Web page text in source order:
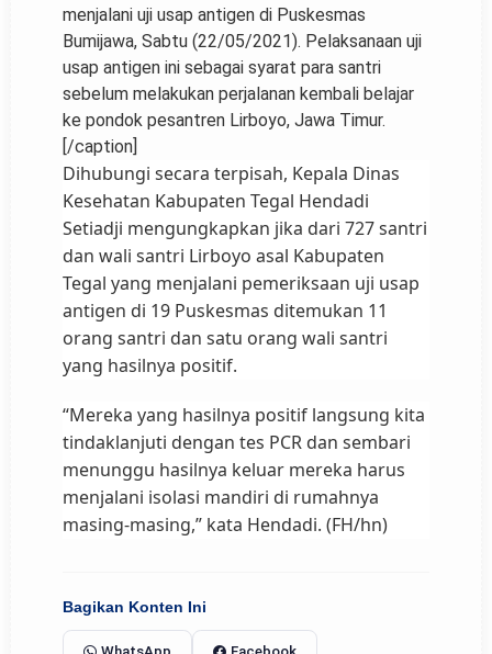
menjalani uji usap antigen di Puskesmas
Bumijawa, Sabtu (22/05/2021). Pelaksanaan uji
usap antigen ini sebagai syarat para santri
sebelum melakukan perjalanan kembali belajar
ke pondok pesantren Lirboyo, Jawa Timur.
[/caption]
Dihubungi secara terpisah, Kepala Dinas
Kesehatan Kabupaten Tegal Hendadi
Setiadji mengungkapkan jika dari 727 santri
dan wali santri Lirboyo asal Kabupaten
Tegal yang menjalani pemeriksaan uji usap
antigen di 19 Puskesmas ditemukan 11
orang santri dan satu orang wali santri
yang hasilnya positif.
“Mereka yang hasilnya positif langsung kita
tindaklanjuti dengan tes PCR dan sembari
menunggu hasilnya keluar mereka harus
menjalani isolasi mandiri di rumahnya
masing-masing,” kata Hendadi. (FH/hn)
Bagikan Konten Ini